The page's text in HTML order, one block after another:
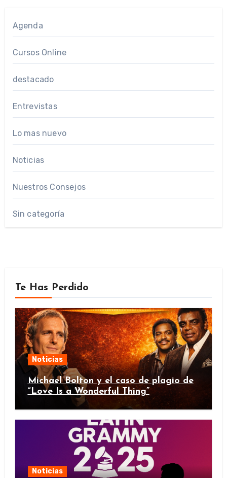
Agenda
Cursos Online
destacado
Entrevistas
Lo mas nuevo
Noticias
Nuestros Consejos
Sin categoría
Te Has Perdido
Noticias
Michael Bolton y el caso de plagio de
“Love Is a Wonderful Thing”
Noticias